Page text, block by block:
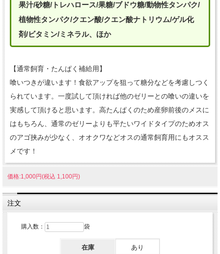
果汁/砂糖/トレハロース/果糖/ブドウ糖/動物性タンパク/
植物性タンパク/クエン酸/クエン酸ナトリウム/ゲル化
剤/ビタミン/ミネラル、ほか
【通常飼育・たんぱく補給用】
喰いつきが違います！食欲アップを狙って糖分などを考慮しつく
られています。一度試して頂ければ他のゼリーとの喰いの違いを
実感して頂けると思います。高たんぱくのため産卵前後のメスに
はもちろん、通常のゼリーよりも平たいワイドタイプのためオス
のアゴ挟みが少なく、オオクワなどオスの通常飼育用にもオスス
メです！
価格:1,000円(税込 1,100円)
注文
購入数： 袋
在庫 あり